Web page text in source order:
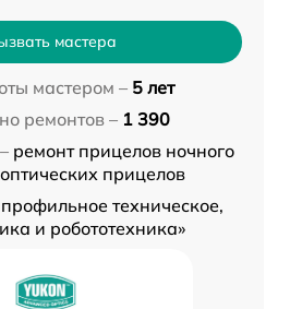
мастера
мастером – 5 лет
ремонтов – 1 390
ремонт прицелов ночного
прицелов
профильное техническое,
и робототехника»